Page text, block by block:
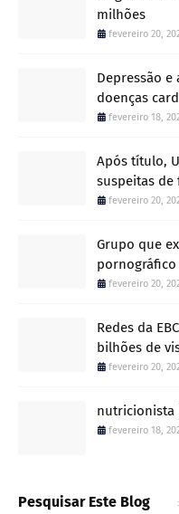
milhões
fevereiro 20,
Depressão
doenças
fevereiro 18,
Após título,
suspeitas de
fevereiro 20,
Grupo que
pornográfico
fevereiro 20,
Redes da
bilhões de
fevereiro 20,
nutricionista
fevereiro 18,
Pesquisar Este Blog